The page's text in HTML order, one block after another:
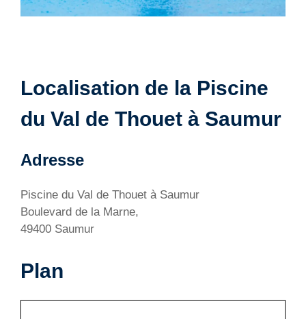
Localisation de la Piscine
du Val de Thouet à Saumur
Adresse
Piscine du Val de Thouet à Saumur
Boulevard de la Marne,
49400 Saumur
Plan